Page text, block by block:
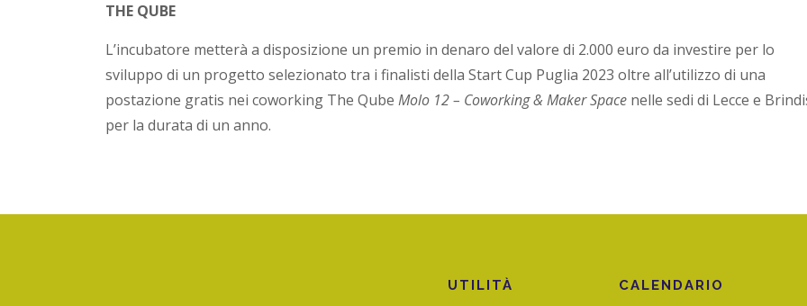
THE QUBE
L’incubatore metterà a disposizione un premio in denaro del valore di 2.000 euro da investire per lo
sviluppo di un progetto selezionato tra i finalisti della Start Cup Puglia 2023 oltre all’utilizzo di una
postazione gratis nei coworking The Qube Molo 12 – Coworking & Maker Space nelle sedi di Lecce e
per la durata di un anno.
UTILITÀ CALENDARIO